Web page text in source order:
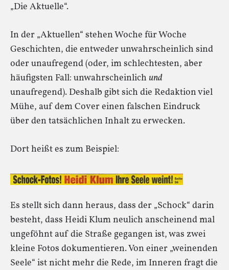
„Die Aktuelle“.
In der „Aktuellen“ stehen Woche für Woche
Geschichten, die entweder unwahrscheinlich sind
oder unaufregend (oder, im schlechtesten, aber
häufigsten Fall: unwahrscheinlich und
unaufregend). Deshalb gibt sich die Redaktion viel
Mühe, auf dem Cover einen falschen Eindruck
über den tatsächlichen Inhalt zu erwecken.
Dort heißt es zum Beispiel:
Es stellt sich dann heraus, dass der „Schock“ darin
besteht, dass Heidi Klum neulich anscheinend mal
ungeföhnt auf die Straße gegangen ist, was zwei
kleine Fotos dokumentieren. Von einer „weinenden
Seele“ ist nicht mehr die Rede, im Inneren fragt die